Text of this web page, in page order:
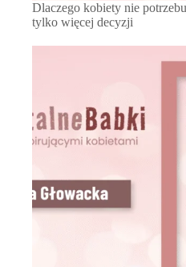
Dlaczego kobiety nie
tylko więcej decyzji